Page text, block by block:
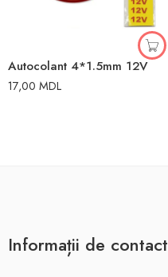
Autocolant 4*1.5mm 12V
17,00 MDL
Informații de contact